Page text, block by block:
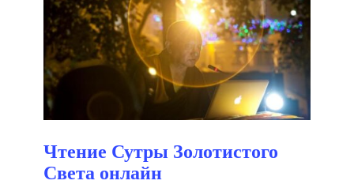
Чтение Сутры Золотистого
Света онлайн